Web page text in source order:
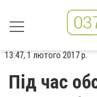
13:47, 1 лютого 2017 р.
Під час